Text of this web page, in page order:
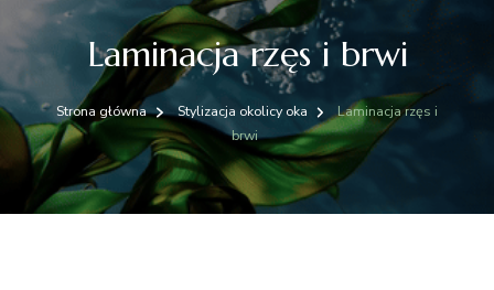
Laminacja rzęs i brwi
Strona główna Stylizacja okolicy oka
Laminacja rzęs i
brwi